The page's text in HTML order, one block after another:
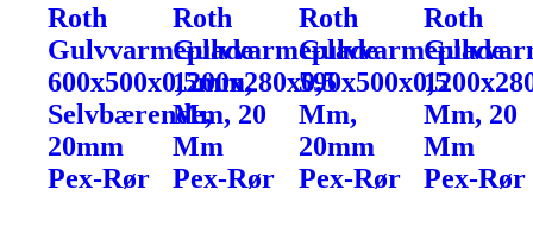
Roth
Gulvvarmeplade
600x500x0,5mm,
Selvbærende,
20mm
Pex-Rør
Roth
Gulvvarmeplade
1200x280x0,5
Mm, 20
Mm
Pex-Rør
Roth
Gulvvarmeplade
590x500x0,5
Mm,
20mm
Pex-Rør
Roth
Mm, 20
Mm
Pex-Rør